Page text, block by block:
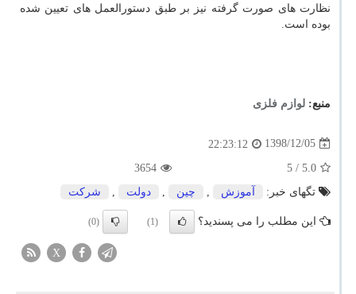
نظارت های صورت گرفته نیز بر طبق دستورالعمل های تعیین شده
بوده است.
منبع: لوازم فلزی
1398/12/05
22:23:12
5.0
/ 5
3654
تگهای خبر:
آموزش , چین , دولت , شركت
این مطلب را می پسندید؟ (1)
(0)
X